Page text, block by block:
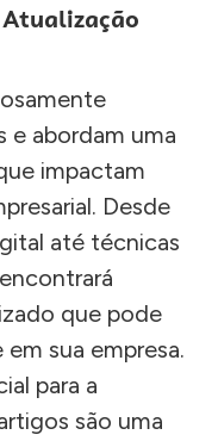
e abordam uma
impactam
Desde
até técnicas
que pode
sua empresa.
para a
são uma